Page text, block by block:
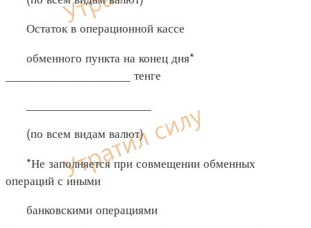
Остаток в операционной кассе
обменного пункта на конец дня*
__________________ тенге
(по всем видам валют)
*Не заполняется при совмещении обменных
операций с иными
банковскими операциями